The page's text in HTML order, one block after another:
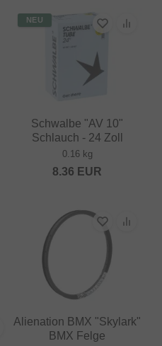
NEU
Schwalbe "AV 10"
Schlauch - 24 Zoll
0.16 kg
8.36 EUR
Alienation BMX "Skylark"
BMX Felge